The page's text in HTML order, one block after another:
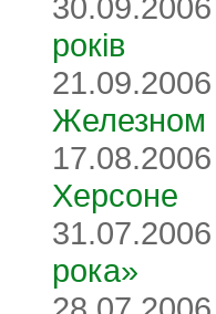
років
Железном
Херсоне
рока»